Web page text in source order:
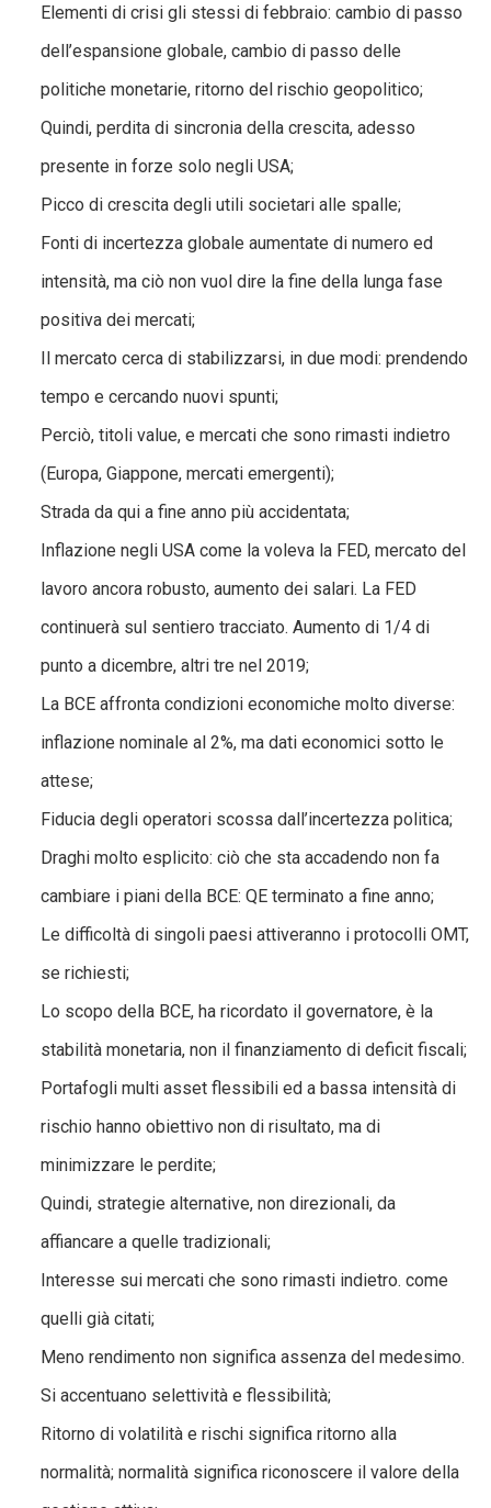
Elementi di crisi gli stessi di febbraio: cambio di passo
dell’espansione globale, cambio di passo delle
politiche monetarie, ritorno del rischio geopolitico;
Quindi, perdita di sincronia della crescita, adesso
presente in forze solo negli USA;
Picco di crescita degli utili societari alle spalle;
Fonti di incertezza globale aumentate di numero ed
intensità, ma ciò non vuol dire la fine della lunga fase
positiva dei mercati;
Il mercato cerca di stabilizzarsi, in due modi: prendendo
tempo e cercando nuovi spunti;
Perciò, titoli value, e mercati che sono rimasti indietro
(Europa, Giappone, mercati emergenti);
Strada da qui a fine anno più accidentata;
Inflazione negli USA come la voleva la FED, mercato del
lavoro ancora robusto, aumento dei salari. La FED
continuerà sul sentiero tracciato. Aumento di 1/4 di
punto a dicembre, altri tre nel 2019;
La BCE affronta condizioni economiche molto diverse:
inflazione nominale al 2%, ma dati economici sotto le
attese;
Fiducia degli operatori scossa dall’incertezza politica;
Draghi molto esplicito: ciò che sta accadendo non fa
cambiare i piani della BCE: QE terminato a fine anno;
Le difficoltà di singoli paesi attiveranno i protocolli OMT,
se richiesti;
Lo scopo della BCE, ha ricordato il governatore, è la
stabilità monetaria, non il finanziamento di deficit fiscali;
Portafogli multi asset flessibili ed a bassa intensità di
rischio hanno obiettivo non di risultato, ma di
minimizzare le perdite;
Quindi, strategie alternative, non direzionali, da
affiancare a quelle tradizionali;
Interesse sui mercati che sono rimasti indietro. come
quelli già citati;
Meno rendimento non significa assenza del medesimo.
Si accentuano selettività e flessibilità;
Ritorno di volatilità e rischi significa ritorno alla
normalità; normalità significa riconoscere il valore della